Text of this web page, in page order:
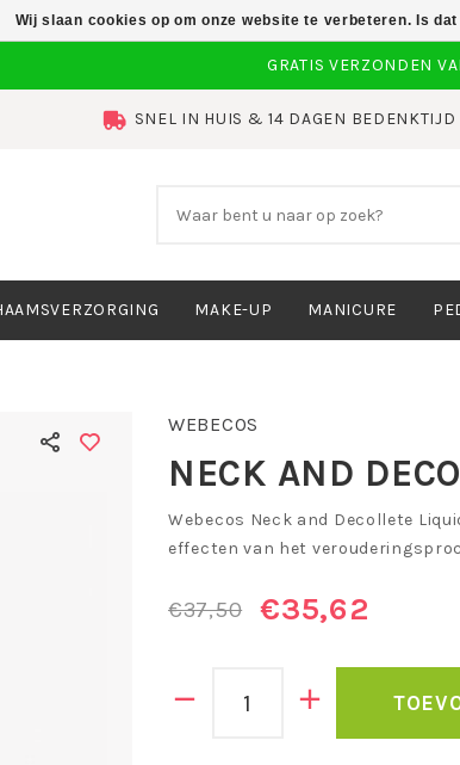
SNEL IN HUIS & 14 DAGEN BEDENKTIJD
MAKE-UP MANICURE
WEBECOS
NECK AND
Webecos Neck and Decollete
effecten van het
€37,50 €35,62
Wij slaan cookies op om onze website te verbeteren. Is